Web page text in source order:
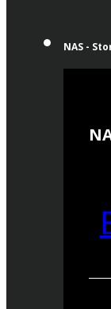
NAS -